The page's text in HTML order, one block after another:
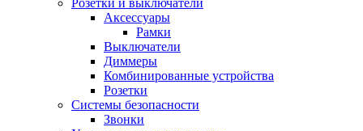
Розетки и выключатели
Аксессуары
Рамки
Выключатели
Диммеры
Комбинированные устройства
Розетки
Системы безопасности
Звонки